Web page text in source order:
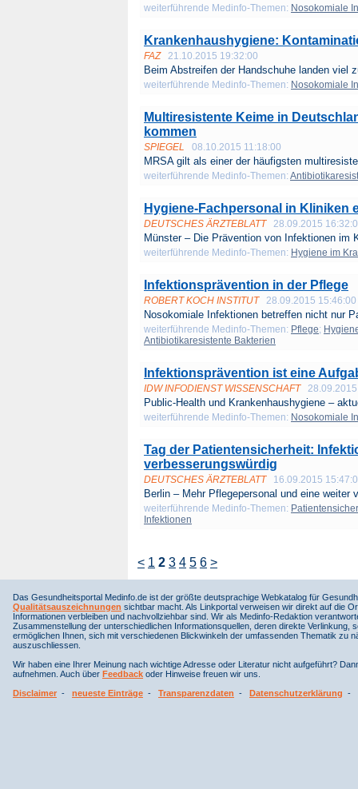
weiterführende Medinfo-Themen: Nosokomiale
Krankenhaushygiene:
FAZ 21.10.2015 19:32:00
Beim Abstreifen der Handschuhe landen viel
weiterführende Medinfo-Themen: Nosokomiale
Multiresistente Keime in
kommen
SPIEGEL 08.10.2015 11:18:00
MRSA gilt als einer der häufigsten
weiterführende Medinfo-Themen:
Hygiene-Fachpersonal in
DEUTSCHES ÄRZTEBLATT 28.09.2015
Münster – Die Prävention von Infektionen im
weiterführende Medinfo-Themen: Hygiene im
Infektionsprävention in der Pflege
ROBERT KOCH INSTITUT 28.09.2015 15:46:00
Nosokomiale Infektionen betreffen nicht nur
weiterführende Medinfo-Themen: Pflege;
Antibiotikaresistente Bakterien
Infektionsprävention ist eine
IDW INFODIENST WISSENSCHAFT
Public-Health und Krankenhaushygiene –
weiterführende Medinfo-Themen: Nosokomiale
Tag der Patientensicherheit:
verbesserungswürdig
DEUTSCHES ÄRZTEBLATT 16.09.2015
Berlin – Mehr Pflegepersonal und eine weiter
weiterführende Medinfo-Themen:
Infektionen
< 1 2 3 4 5 6 >
Das Gesundheitsportal Medinfo.de ist der größte deutsprachige Webkatalog für
Qualitätsauszeichnungen sichtbar macht. Als Linkportal verweisen wir direkt auf die
Informationen verbleiben und nachvollziehbar sind. Wir als Medinfo-Redaktion
Zusammenstellung der unterschiedlichen Informationsquellen, deren direkte
ermöglichen Ihnen, sich mit verschiedenen Blickwinkeln der umfassenden Thematik
auszuschliessen.
Wir haben eine Ihrer Meinung nach wichtige Adresse oder Literatur nicht aufgeführt?
aufnehmen. Auch über Feedback oder Hinweise freuen wir uns.
Disclaimer - neueste Einträge - Transparenzdaten - Datenschutzerklärung -